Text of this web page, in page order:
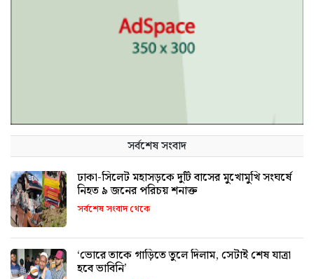
সর্বশেষ সংবাদ
ঢাকা-সিলেট মহাসড়কে দুটি বাসের মুখোমুখি সংঘর্ষে
নিহত ৯ জনের পরিচয় শনাক্ত
সর্বশেষ সংবাদ থেকে
‘ভোরে তাকে গাড়িতে তুলে দিলাম, সেটাই শেষ যাত্রা
হবে ভাবিনি’